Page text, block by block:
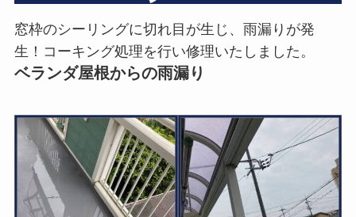
窓枠のシーリングに切れ目が生じ、雨漏りが発
生！コーキング処理を行い修理いたしました。
ベランダ屋根からの雨漏り